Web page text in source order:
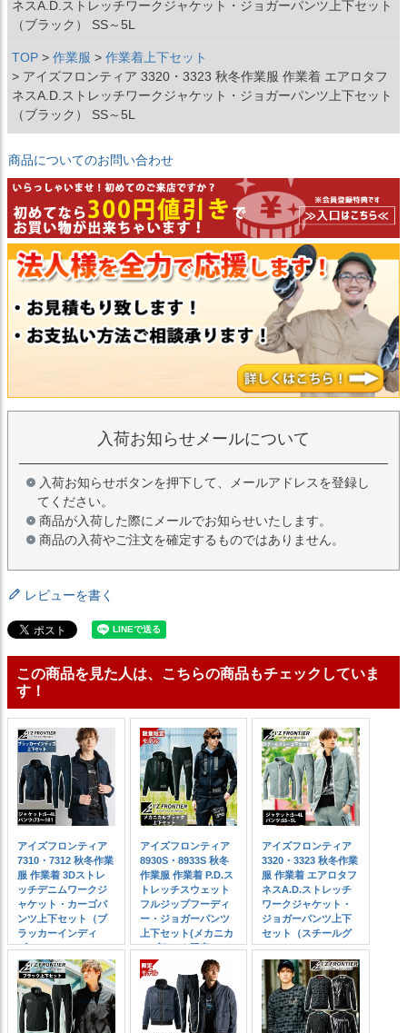
ネスA.D.ストレッチワークジャケット・ジョガーパンツ上下セット
（ブラック） SS～5L
TOP 作業服
作業着上下セット
アイズフロンティア 3320・3323 秋冬作業服 作業着 エアロタフ
ネスA.D.ストレッチワークジャケット・ジョガーパンツ上下セット
（ブラック） SS～5L
商品についてのお問い合わせ
入荷お知らせメールについて
入荷お知らせボタンを押下して、メールアドレスを登録し
てください。
商品が入荷した際にメールでお知らせいたします。
商品の入荷やご注文を確定するものではありません。
レビューを書く
この商品を見た人は、こちらの商品もチェックしていま
す！
アイズフロンティア
7310・7312 秋冬作業
服 作業着 3Dストレ
ッチデニムワークジ
ャケット・カーゴパ
ンツ上下セット（ブ
ラッカーインディ
ゴ） 73～101
12,390円(税込)
アイズフロンティア
8930S・8933S 秋冬
作業服 作業着 P.D.ス
トレッチスウェット
フルジップフーディ
ー・ジョガーパンツ
上下セット(メカニカ
ルブラック限定モデ
ル)
11,390円(税込)
アイズフロンティア
3320・3323 秋冬作業
服 作業着 エアロタフ
ネスA.D.ストレッチ
ワークジャケット・
ジョガーパンツ上下
セット（スチールグ
レー） SS～5L
11,490円(税込)